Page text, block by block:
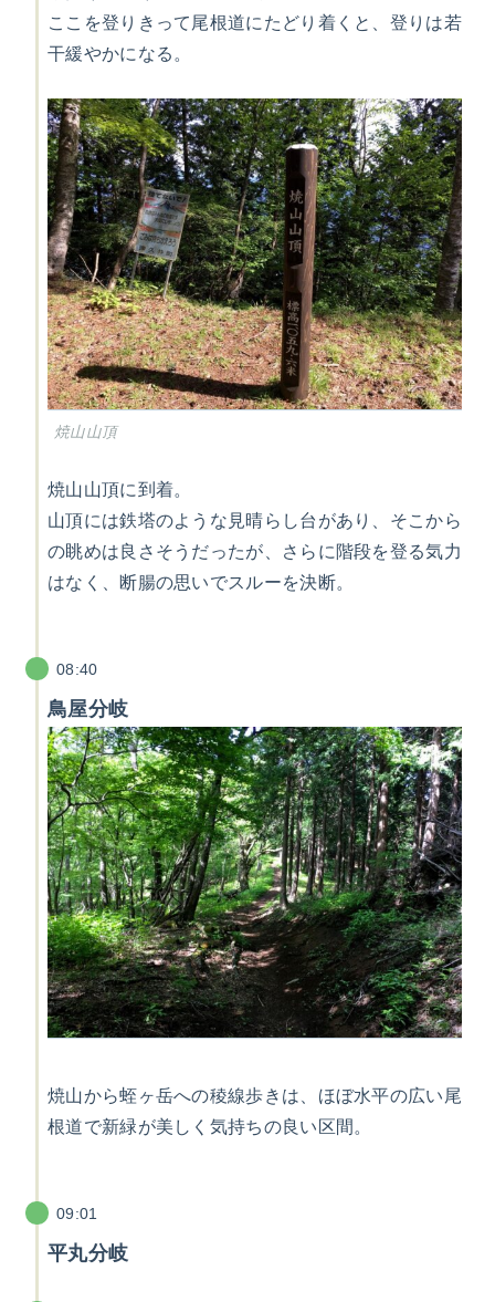
ここを登りきって尾根道にたどり着くと、登りは若
干緩やかになる。
焼山山頂
焼山山頂に到着。
山頂には鉄塔のような見晴らし台があり、そこから
の眺めは良さそうだったが、さらに階段を登る気力
はなく、断腸の思いでスルーを決断。
08:40
鳥屋分岐
焼山から蛭ヶ岳への稜線歩きは、ほぼ水平の広い尾
根道で新緑が美しく気持ちの良い区間。
09:01
平丸分岐